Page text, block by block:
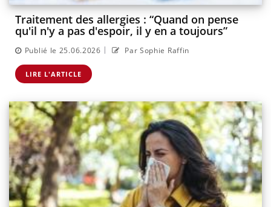
Traitement des allergies : “Quand on pense
qu'il n'y a pas d'espoir, il y en a toujours”
Publié le 25.06.2026 | Par Sophie Raffin
LIRE L'ARTICLE